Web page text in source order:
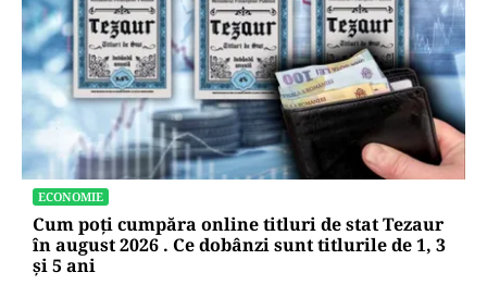
ECONOMIE
Cum poți cumpăra online titluri de stat Tezaur
în august 2026 . Ce dobânzi sunt titlurile de 1, 3
și 5 ani